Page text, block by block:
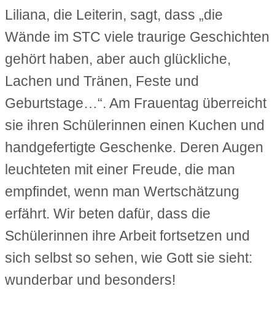
Liliana, die Leiterin, sagt, dass „die
Wände im STC viele traurige Geschichten
gehört haben, aber auch glückliche,
Lachen und Tränen, Feste und
Geburtstage…“. Am Frauentag überreicht
sie ihren Schülerinnen einen Kuchen und
handgefertigte Geschenke. Deren Augen
leuchteten mit einer Freude, die man
empfindet, wenn man Wertschätzung
erfährt. Wir beten dafür, dass die
Schülerinnen ihre Arbeit fortsetzen und
sich selbst so sehen, wie Gott sie sieht:
wunderbar und besonders!